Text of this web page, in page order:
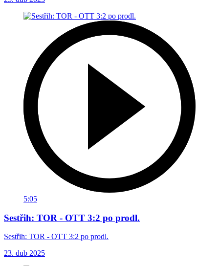
5:05
Sestřih: TOR - OTT 3:2 po prodl.
Sestřih: TOR - OTT 3:2 po prodl.
23. dub 2025